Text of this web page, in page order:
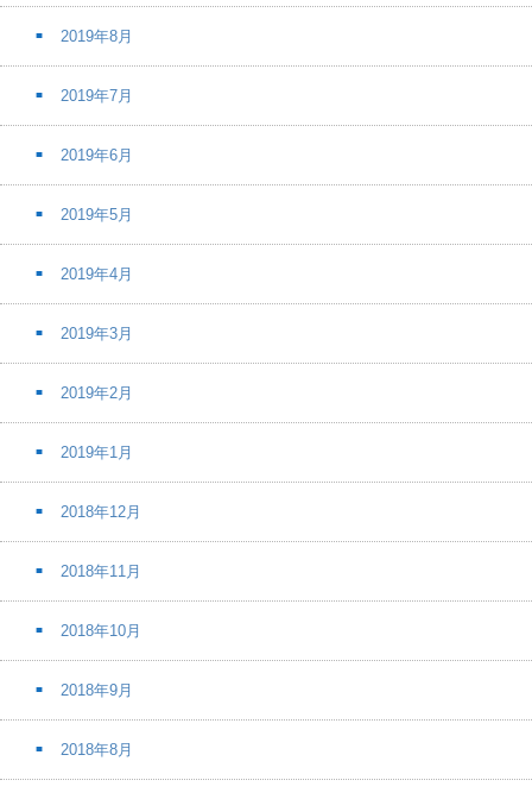
2019年8月
2019年7月
2019年6月
2019年5月
2019年4月
2019年3月
2019年2月
2019年1月
2018年12月
2018年11月
2018年10月
2018年9月
2018年8月